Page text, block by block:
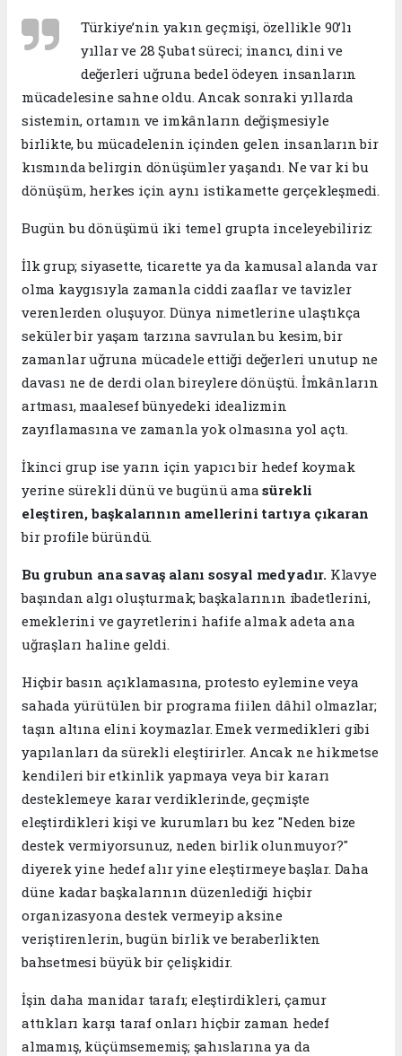
Türkiye’nin yakın geçmişi, özellikle 90’lı
yıllar ve 28 Şubat süreci; inancı, dini ve
değerleri uğruna bedel ödeyen insanların
mücadelesine sahne oldu. Ancak sonraki yıllarda
sistemin, ortamın ve imkânların değişmesiyle
birlikte, bu mücadelenin içinden gelen insanların bir
kısmında belirgin dönüşümler yaşandı. Ne var ki bu
dönüşüm, herkes için aynı istikamette gerçekleşmedi.
​Bugün bu dönüşümü iki temel grupta inceleyebiliriz:
​​İlk grup; siyasette, ticarette ya da kamusal alanda var
olma kaygısıyla zamanla ciddi zaaflar ve tavizler
verenlerden oluşuyor. Dünya nimetlerine ulaştıkça
seküler bir yaşam tarzına savrulan bu kesim, bir
zamanlar uğruna mücadele ettiği değerleri unutup ne
davası ne de derdi olan bireylere dönüştü. İmkânların
artması, maalesef bünyedeki idealizmin
zayıflamasına ve zamanla yok olmasına yol açtı.
​​İkinci grup ise yarın için yapıcı bir hedef koymak
yerine sürekli dünü ve bugünü amasürekli
eleştiren, başkalarının amellerini tartıya çıkaran
bir profile büründü.
​Bu grubun ana savaş alanı sosyal medyadır. Klavye
başından algı oluşturmak; başkalarının ibadetlerini,
emeklerini ve gayretlerini hafife almak adeta ana
uğraşları haline geldi.
​Hiçbir basın açıklamasına, protesto eylemine veya
sahada yürütülen bir programa fiilen dâhil olmazlar;
taşın altına elini koymazlar. Emek vermedikleri gibi
yapılanları da sürekli eleştirirler. Ancak ne hikmetse
kendileri bir etkinlik yapmaya veya bir kararı
desteklemeye karar verdiklerinde, geçmişte
eleştirdikleri kişi ve kurumları bu kez "Neden bize
destek vermiyorsunuz, neden birlik olunmuyor?"
diyerek yine hedef alır yine eleştirmeye başlar. Daha
düne kadar başkalarının düzenlediği hiçbir
organizasyona destek vermeyip aksine
veriştirenlerin, bugün birlik ve beraberlikten
bahsetmesi büyük bir çelişkidir.
​İşin daha manidar tarafı; eleştirdikleri, çamur
attıkları karşı taraf onları hiçbir zaman hedef
almamış, küçümsememiş; şahıslarına ya da